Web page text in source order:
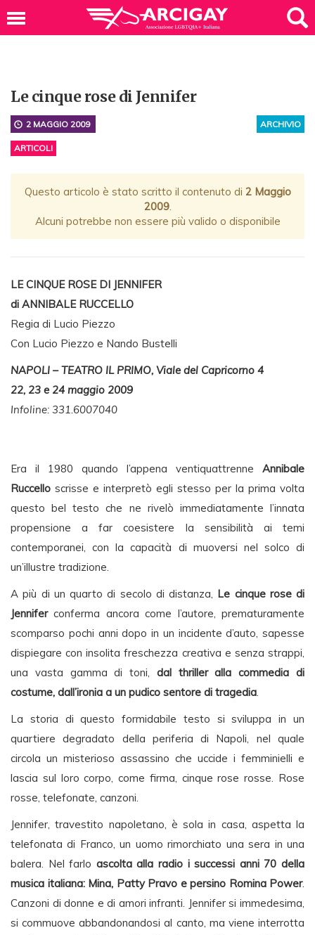
Le cinque rose di Jennifer
ARCHIVIO
2 MAGGIO 2009
ARTICOLI
Questo articolo è stato scritto il contenuto di 2 Maggio
2009.
Alcuni potrebbe non essere più valido o disponibile
LE CINQUE ROSE DI JENNIFER
di ANNIBALE RUCCELLO
Regia di Lucio Piezzo
Con Lucio Piezzo e Nando Bustelli
NAPOLI – TEATRO IL PRIMO, Viale del Capricorno 4
22, 23 e 24 maggio 2009
Infoline: 331.6007040
Era il 1980 quando l’appena ventiquattrenne Annibale
Ruccello scrisse e interpretò egli stesso per la prima volta
questo bel testo che ne rivelò immediatamente l’innata
propensione a far coesistere la sensibilità ai temi
contemporanei, con la capacità di muoversi nel solco di
un’illustre tradizione.
A più di un quarto di secolo di distanza, Le cinque rose di
Jenniferconferma ancora come l’autore, prematuramente
scomparso pochi anni dopo in un incidente d’auto, sapesse
dispiegare con insolita freschezza creativa e senza strappi,
una vasta gamma di toni, dal thriller alla commedia di
costume, dall’ironia a un pudico sentore di tragedia.
La storia di questo formidabile testo si sviluppa in un
quartiere degradato della periferia di Napoli, nel quale
circola un misterioso assassino che uccide i femminielli e
lascia sul loro corpo, come firma, cinque rose rosse. Rose
rosse, telefonate, canzoni.
Jennifer, travestito napoletano, è sola in casa, aspetta la
telefonata di Franco, un uomo rimorchiato una sera in una
balera. Nel farlo ascolta alla radio i successi anni 70 della
musica italiana: Mina, Patty Pravo e persino Romina Power.
Canzoni di donne e di amori infranti. Jennifer si immedesima,
si commuove abbandonandosi al canto, ma viene interrotta